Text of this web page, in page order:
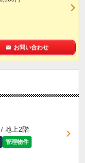
お問い合わせ
地上2階
管理物件